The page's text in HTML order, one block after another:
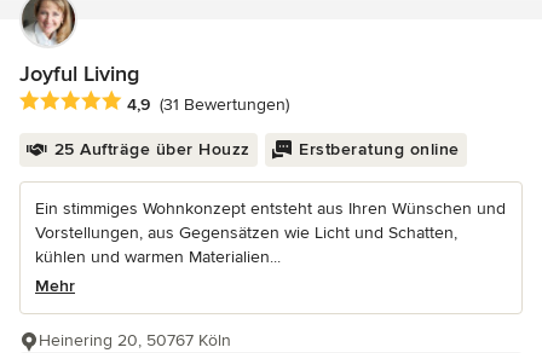
Joyful Living
Durchschnittliche Bewertung: 4.9 von 5 Sternen
4,9 (31 Bewertungen)
25 Aufträge über Houzz Erstberatung online
Ein stimmiges Wohnkonzept entsteht aus Ihren Wünschen und
Vorstellungen, aus Gegensätzen wie Licht und Schatten,
kühlen und warmen Materialien...
Mehr
Heinering 20, 50767 Köln